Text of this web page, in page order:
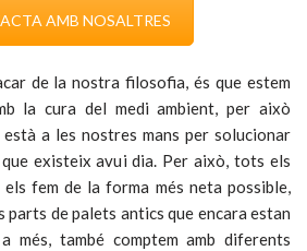
AMB NOSALTRES
de la nostra filosofia, és que estem
la cura del medi ambient, per això
a les nostres mans per solucionar
existeix avui dia. Per això, tots els
fem de la forma més neta possible,
de palets antics que encara estan
més, també comptem amb diferents